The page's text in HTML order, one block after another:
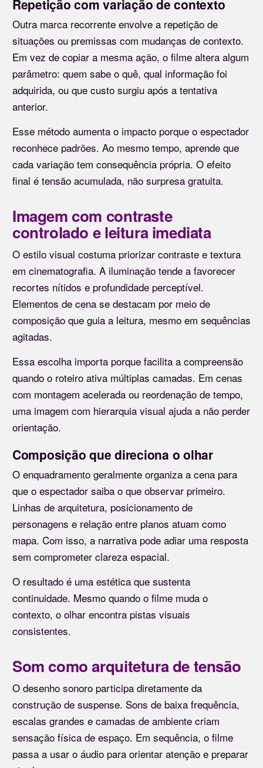
Repetição com variação de contexto
Outra marca recorrente envolve a repetição de
situações ou premissas com mudanças de contexto.
Em vez de copiar a mesma ação, o filme altera algum
parâmetro: quem sabe o quê, qual informação foi
adquirida, ou que custo surgiu após a tentativa
anterior.
Esse método aumenta o impacto porque o espectador
reconhece padrões. Ao mesmo tempo, aprende que
cada variação tem consequência própria. O efeito
final é tensão acumulada, não surpresa gratuita.
Imagem com contraste
controlado e leitura imediata
O estilo visual costuma priorizar contraste e textura
em cinematografia. A iluminação tende a favorecer
recortes nítidos e profundidade perceptível.
Elementos de cena se destacam por meio de
composição que guia a leitura, mesmo em sequências
agitadas.
Essa escolha importa porque facilita a compreensão
quando o roteiro ativa múltiplas camadas. Em cenas
com montagem acelerada ou reordenação de tempo,
uma imagem com hierarquia visual ajuda a não perder
orientação.
Composição que direciona o olhar
O enquadramento geralmente organiza a cena para
que o espectador saiba o que observar primeiro.
Linhas de arquitetura, posicionamento de
personagens e relação entre planos atuam como
mapa. Com isso, a narrativa pode adiar uma resposta
sem comprometer clareza espacial.
O resultado é uma estética que sustenta
continuidade. Mesmo quando o filme muda o
contexto, o olhar encontra pistas visuais
consistentes.
Som como arquitetura de tensão
O desenho sonoro participa diretamente da
construção de suspense. Sons de baixa frequência,
escalas grandes e camadas de ambiente criam
sensação física de espaço. Em sequência, o filme
passa a usar o áudio para orientar atenção e preparar